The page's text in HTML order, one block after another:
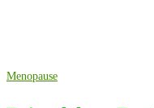
Menopause